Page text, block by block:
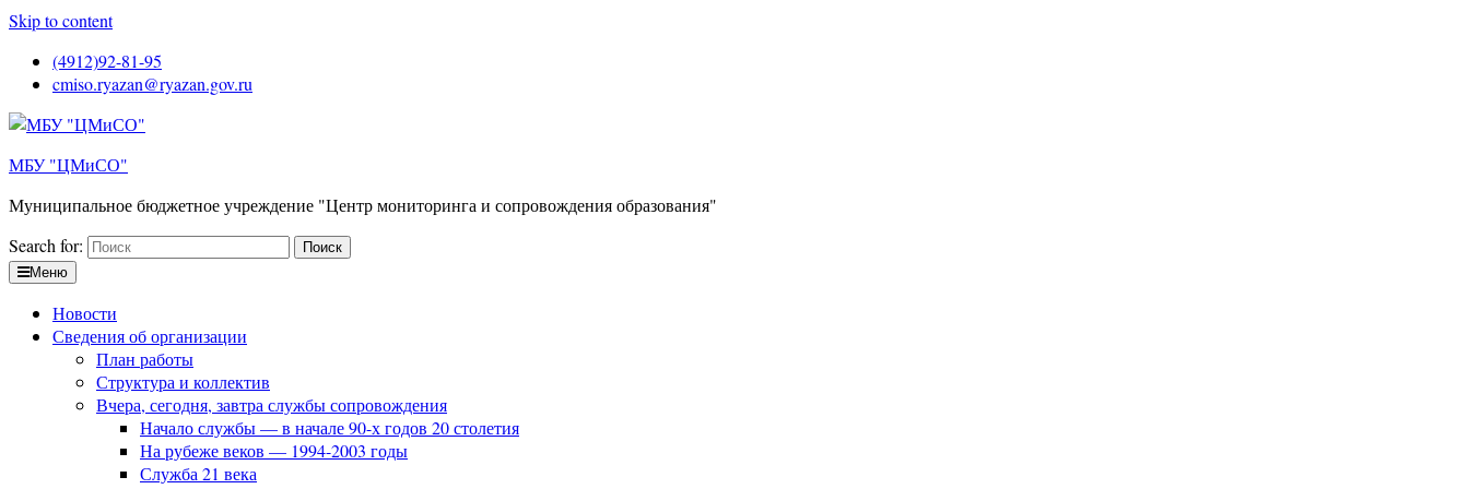
Skip to content
(4912)92-81-95
cmiso.ryazan@ryazan.gov.ru
МБУ "ЦМиСО"
Муниципальное бюджетное учреждение "Центр мониторинга и сопровождения образования"
Search for:
Меню
Новости
Сведения об организации
План работы
Структура и коллектив
Вчера, сегодня, завтра службы сопровождения
Начало службы — в начале 90-х годов 20 столетия
На рубеже веков — 1994-2003 годы
Служба 21 века